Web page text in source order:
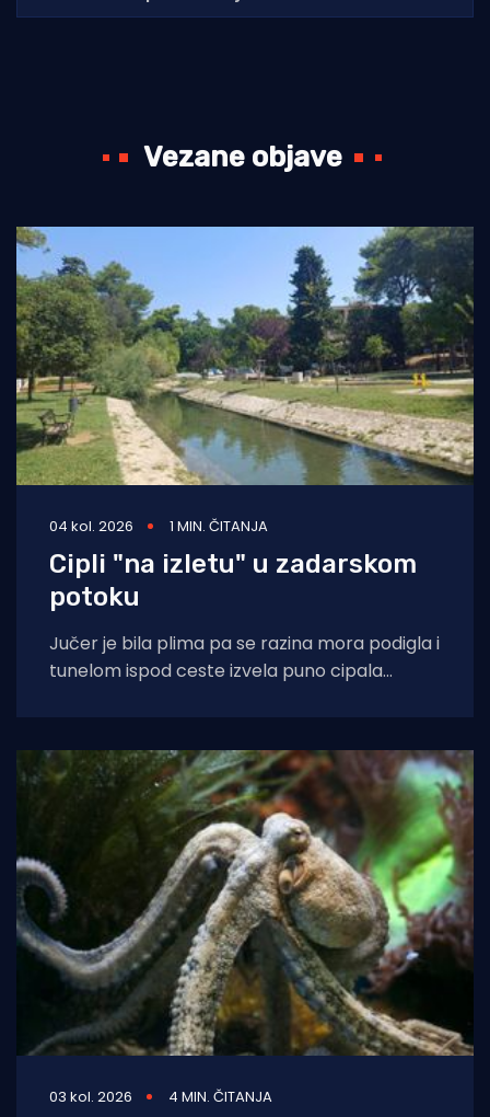
Vezane objave
04 kol. 2026 1 MIN. ČITANJA
Cipli "na izletu" u zadarskom
potoku
Jučer je bila plima pa se razina mora podigla i
tunelom ispod ceste izvela puno cipala
03 kol. 2026 4 MIN. ČITANJA